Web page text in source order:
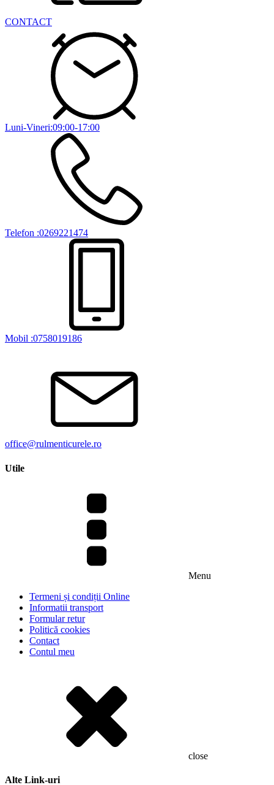
CONTACT
Luni-Vineri:09:00-17:00
Telefon :0269221474
Mobil :0758019186
office@rulmenticurele.ro
Utile
Menu
Termeni și condiții Online
Informatii transport
Formular retur
Politică cookies
Contact
Contul meu
close
Alte Link-uri